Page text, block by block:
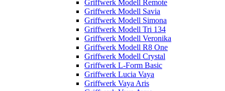
Griffwerk Modell Remote
Griffwerk Modell Savia
Griffwerk Modell Simona
Griffwerk Modell Tri 134
Griffwerk Modell Veronika
Griffwerk Modell R8 One
Griffwerk Modell Crystal
Griffwerk L-Form Basic
Griffwerk Lucia Vaya
Griffwerk Vaya Aris